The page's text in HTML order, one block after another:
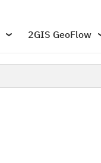
2GIS GeoFlow